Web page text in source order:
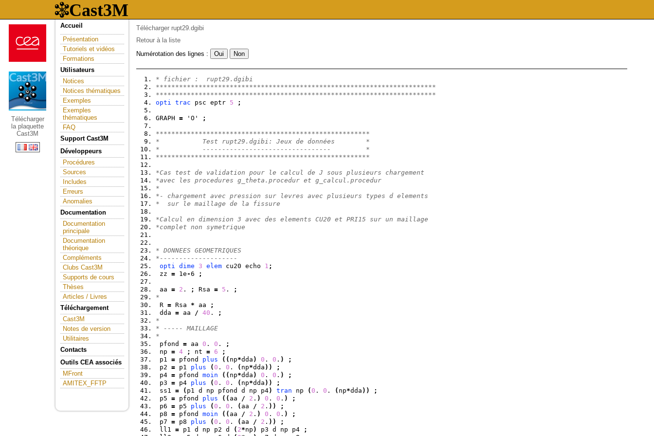
Télécharger
la plaquette
Cast3M
Accueil
Présentation
Tutoriels et vidéos
Formations
Utilisateurs
Notices
Notices thématiques
Exemples
Exemples
thématiques
FAQ
Support Cast3M
Développeurs
Procédures
Sources
Includes
Erreurs
Anomalies
Documentation
Documentation
principale
Documentation
théorique
Compléments
Clubs Cast3M
Supports de cours
Thèses
Articles / Livres
Téléchargement
Cast3M
Notes de version
Utilitaires
Contacts
Outils CEA associés
MFront
AMITEX_FFTP
Télécharger rupt29.dgibi
Retour à la liste
Numérotation des lignes :
* fichier :  rupt29.dgibi
************************************************************************
************************************************************************
opti trac psc eptr 5 ;
GRAPH = 'O' ;
*******************************************************
*           Test rupt29.dgibi: Jeux de données        *
*           ---------------------------------         *
*******************************************************
*Cas test de validation pour le calcul de J sous plusieurs chargement
*avec les procedures g_theta.procedur et g_calcul.procedur
*
*- chargement avec pression sur levres avec plusieurs types d elements
*  sur le maillage de la fissure
*Calcul en dimension 3 avec des elements CU20 et PRI15 sur un maillage
*complet non symetrique
* DONNEES GEOMETRIQUES
*--------------------
opti dime 3 elem cu20 echo 1 ;
zz = 1e-6 ;
aa = 2 . ; Rsa = 5 .
;
*
R = Rsa * aa
;
dda = aa / 40 .
;
*
* ----- MAILLAGE
*
pfond = aa 0 . 0 .
;
np = 4 ; nt = 6
;
p1 = pfond plus ( ( np*dda ) 0 . 0 . )
;
p2 = p1 plus ( 0 . 0 . ( np*dda ) )
;
p4 = pfond moin ( ( np*dda ) 0 . 0 . )
;
p3 = p4 plus ( 0 . 0 . ( np*dda ) )
;
ss1 = ( p1 d np pfond d np p4) tran np ( 0 . 0 . ( np*dda ) )
;
p5 = pfond plus ( ( aa / 2 . ) 0 . 0 . )
;
p6 = p5 plus ( 0 . 0 . ( aa / 2 . ) )
;
p8 = pfond moin ( ( aa / 2 . ) 0 . 0 . )
;
p7 = p8 plus ( 0 . 0 . ( aa / 2 . ) )
;
ll1 = p1 d np p2 d ( 2*np ) p3 d np p4
;